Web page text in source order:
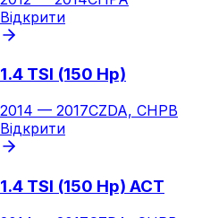
Відкрити
1.4 TSI (150 Hp)
2014 — 2017CZDA, CHPB
Відкрити
1.4 TSI (150 Hp) ACT